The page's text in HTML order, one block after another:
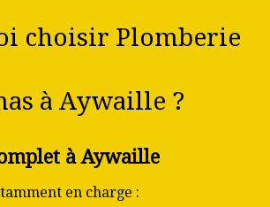
choisir Plomberie
à Aywaille ?
à Aywaille
en charge :